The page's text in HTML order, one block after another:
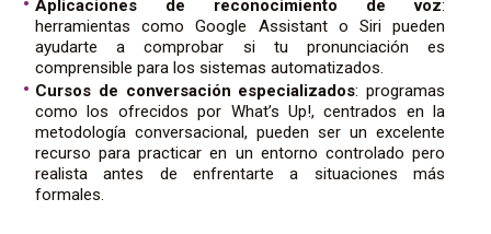
Aplicaciones de reconocimiento de voz:
herramientas como Google Assistant o Siri pueden
ayudarte a comprobar si tu pronunciación es
comprensible para los sistemas automatizados.
Cursos de conversación especializados: programas
como los ofrecidos por What’s Up!, centrados en la
metodología conversacional, pueden ser un excelente
recurso para practicar en un entorno controlado pero
realista antes de enfrentarte a situaciones más
formales.